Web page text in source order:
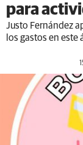
para
Justo Fernández
los gastos en este